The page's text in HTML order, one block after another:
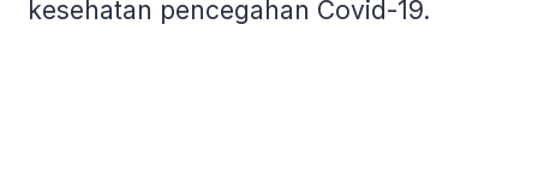
kesehatan pencegahan Covid-19.